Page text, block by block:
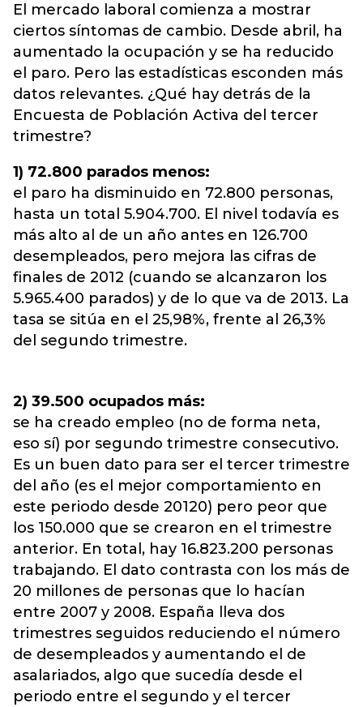
El mercado laboral comienza a mostrar
ciertos síntomas de cambio. Desde abril, ha
aumentado la ocupación y se ha reducido
el paro. Pero las estadísticas esconden más
datos relevantes. ¿Qué hay detrás de la
Encuesta de Población Activa del tercer
trimestre?
1) 72.800 parados menos:
el paro ha disminuido en 72.800 personas,
hasta un total 5.904.700. El nivel todavía es
más alto al de un año antes en 126.700
desempleados, pero mejora las cifras de
finales de 2012 (cuando se alcanzaron los
5.965.400 parados) y de lo que va de 2013. La
tasa se sitúa en el 25,98%, frente al 26,3%
del segundo trimestre.
2) 39.500 ocupados más:
se ha creado empleo (no de forma neta,
eso sí) por segundo trimestre consecutivo.
Es un buen dato para ser el tercer trimestre
del año (es el mejor comportamiento en
este periodo desde 20120) pero peor que
los 150.000 que se crearon en el trimestre
anterior. En total, hay 16.823.200 personas
trabajando. El dato contrasta con los más de
20 millones de personas que lo hacían
entre 2007 y 2008. España lleva dos
trimestres seguidos reduciendo el número
de desempleados y aumentando el de
asalariados, algo que sucedía desde el
periodo entre el segundo y el tercer